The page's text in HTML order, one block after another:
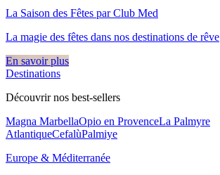
La Saison des Fêtes par Club Med
La magie des fêtes dans nos destinations de rêve​
En savoir plus
Destinations
Découvrir nos best-sellers
Magna MarbellaOpio en ProvenceLa Palmyre
AtlantiqueCefalùPalmiye
Europe & Méditerranée